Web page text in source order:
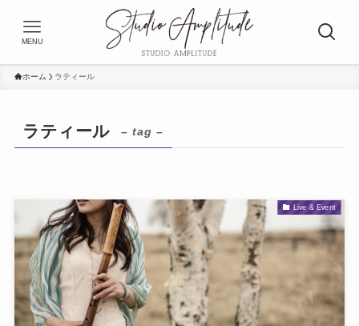
MENU
ホーム ラティール
ラティール – tag –
Live & Event